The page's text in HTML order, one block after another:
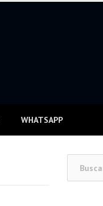
WHATSAPP